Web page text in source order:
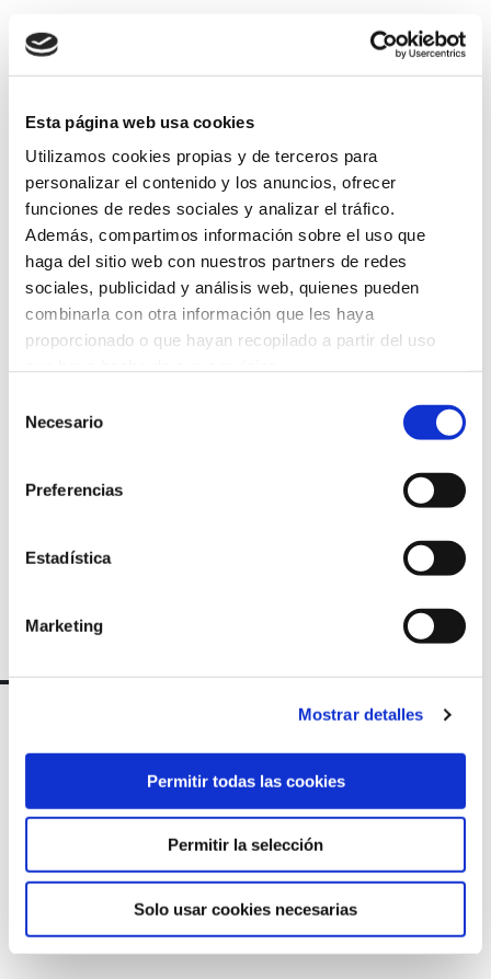
Esta página web usa cookies
Utilizamos cookies propias y de terceros para
personalizar el contenido y los anuncios, ofrecer
funciones de redes sociales y analizar el tráfico.
Además, compartimos información sobre el uso que
haga del sitio web con nuestros partners de redes
sociales, publicidad y análisis web, quienes pueden
combinarla con otra información que les haya
proporcionado o que hayan recopilado a partir del uso
Necesario
Preferencias
Estadística
Marketing
Mostrar detalles
Permitir todas las cookies
Permitir la selección
Solo usar cookies necesarias
UBICACIÓN:
HORARIO:Jornada completa.
Referencia:426
Volver
Suscríbete a
nuestra
newsletter